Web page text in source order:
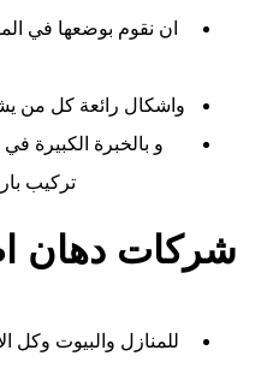
ان نقوم بوضعها في
واشكال رائعة كل من
و بالخبرة الكبيرة
تركيب
شركات دهان
للمنازل والبيوت وكل